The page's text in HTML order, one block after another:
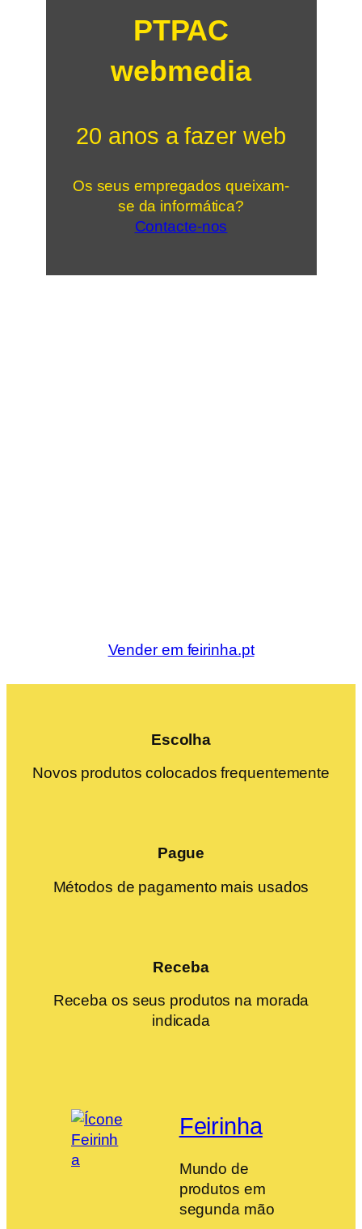
PTPAC
webmedia
20 anos a fazer web
Os seus empregados queixam-
se da informática?
Contacte-nos
Vender em feirinha.pt
Escolha
Novos produtos colocados frequentemente
Pague
Métodos de pagamento mais usados
Receba
Receba os seus produtos na morada
indicada
Feirinha
Mundo de
produtos em
segunda mão